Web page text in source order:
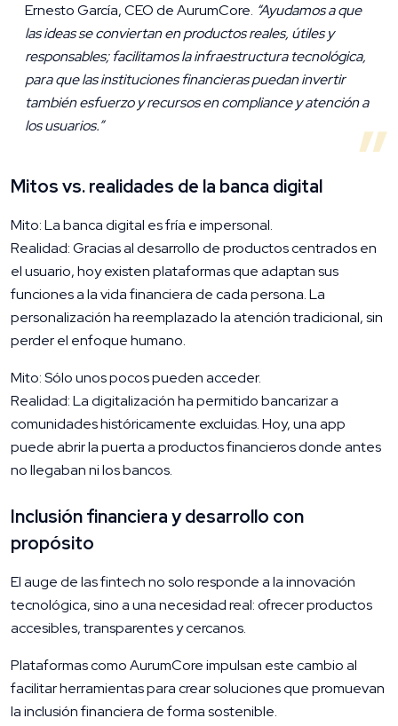
Ernesto García, CEO de AurumCore. “Ayudamos a que
las ideas se conviertan en productos reales, útiles y
responsables; facilitamos la infraestructura tecnológica,
para que las instituciones financieras puedan invertir
también esfuerzo y recursos en compliance y atención a
los usuarios.”
Mitos vs. realidades de la banca digital
Mito: La banca digital es fría e impersonal.
Realidad: Gracias al desarrollo de productos centrados en
el usuario, hoy existen plataformas que adaptan sus
funciones a la vida financiera de cada persona. La
personalización ha reemplazado la atención tradicional, sin
perder el enfoque humano.
Mito: Sólo unos pocos pueden acceder.
Realidad: La digitalización ha permitido bancarizar a
comunidades históricamente excluidas. Hoy, una app
puede abrir la puerta a productos financieros donde antes
no llegaban ni los bancos.
Inclusión financiera y desarrollo con
propósito
El auge de las fintech no solo responde a la innovación
tecnológica, sino a una necesidad real: ofrecer productos
accesibles, transparentes y cercanos.
Plataformas como AurumCore impulsan este cambio al
facilitar herramientas para crear soluciones que promuevan
la inclusión financiera de forma sostenible.